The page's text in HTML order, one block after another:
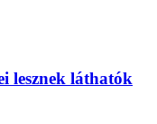
lesznek láthatók